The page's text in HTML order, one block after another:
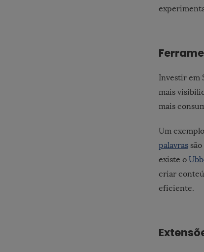
Investir em
mais
mais
Um
palavras
existe o
criar
eficiente.